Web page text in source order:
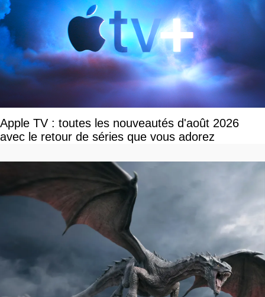
Apple TV : toutes les nouveautés d'août 2026
avec le retour de séries que vous adorez